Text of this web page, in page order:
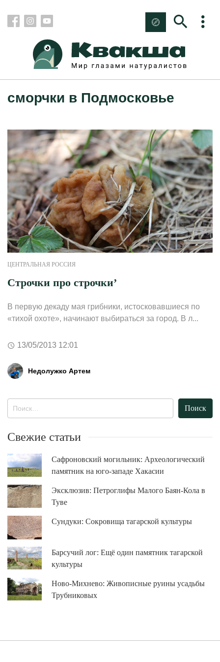
сморчки в Подмосковье
ЦЕНТРАЛЬНАЯ РОССИЯ
Строчки про строчки’
В первую декаду мая грибники, истосковавшиеся по
«тихой охоте», начинают выбираться за город. В л...
13/05/2013 12:01
Недолужко Артем
Свежие статьи
Сафроновский могильник: Археологический
памятник на юго-западе Хакасии
Эксклюзив: Петроглифы Малого Баян-Кола в
Туве
Сундуки: Сокровища тагарской культуры
Барсучий лог: Ещё один памятник тагарской
культуры
Ново-Михнево: Живописные руины усадьбы
Трубниковых